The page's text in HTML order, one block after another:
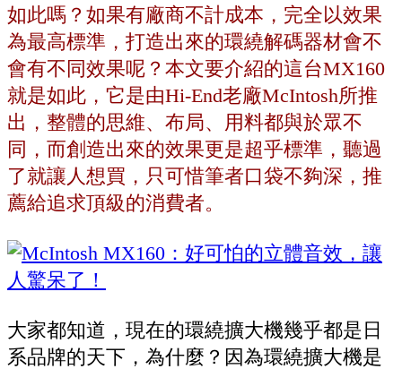
如此嗎？如果有廠商不計成本，完全以效果
為最高標準，打造出來的環繞解碼器材會不
會有不同效果呢？本文要介紹的這台MX160
就是如此，它是由Hi-End老廠McIntosh所推
出，整體的思維、布局、用料都與於眾不
同，而創造出來的效果更是超乎標準，聽過
了就讓人想買，只可惜筆者口袋不夠深，推
薦給追求頂級的消費者。
大家都知道，現在的環繞擴大機幾乎都是日
系品牌的天下，為什麼？因為環繞擴大機是